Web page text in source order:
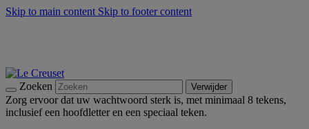
Skip to main content Skip to footer content
Zoeken Verwijder
Zorg ervoor dat uw wachtwoord sterk is, met minimaal 8 tekens,
inclusief een hoofdletter en een speciaal teken.